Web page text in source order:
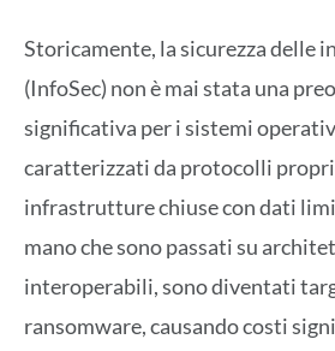
Storicamente, la sicurezza delle
(InfoSec) non è mai stata una
significativa per i sistemi
caratterizzati da protocolli
infrastrutture chiuse con dati
mano che sono passati su
interoperabili, sono diventati
ransomware, causando costi